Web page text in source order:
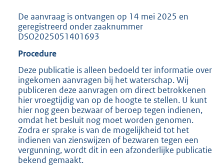
0
5
De aanvraag is ontvangen op 14 mei 2025 en
geregistreerd onder zaaknummer
DSO2025051401693
Procedure
Deze publicatie is alleen bedoeld ter informatie over
ingekomen aanvragen bij het waterschap. Wij
publiceren deze aanvragen om direct betrokkenen
hier vroegtijdig van op de hoogte te stellen. U kunt
hier nog geen bezwaar of beroep tegen indienen,
omdat het besluit nog moet worden genomen.
Zodra er sprake is van de mogelijkheid tot het
indienen van zienswijzen of bezwaren tegen een
vergunning, wordt dit in een afzonderlijke publicatie
bekend gemaakt.